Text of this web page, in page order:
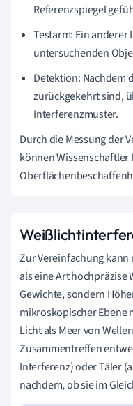
Referenzspiegel
Testarm: Ein
untersuchenden
Detektion: Nachdem
zurückgekehrt sind,
Interferenzmuster.
Durch die Messung der
können
Zur Vereinfachung
als eine Art hochpräzise
Gewichte, sondern
mikroskopischer Ebene
Licht als Meer von
Zusammentreffen
Interferenz) oder Täler
nachdem, ob sie im